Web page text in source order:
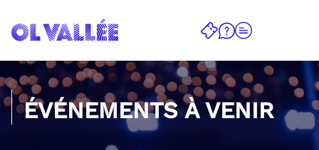
ÉVÉNEMENTS À VENIR